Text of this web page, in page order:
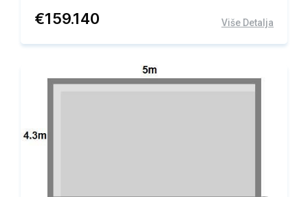
€159.140 Više Detalja